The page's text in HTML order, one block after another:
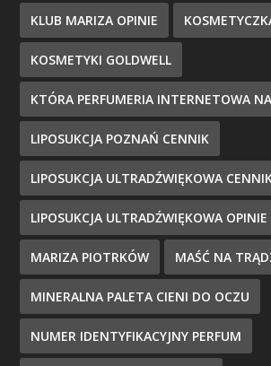
KLUB MARIZA OPINIE
KOSMETYKI GOLDWELL
KTÓRA PERFUMERIA INTERNETOWA
LIPOSUKCJA POZNAŃ CENNIK
LIPOSUKCJA ULTRADŹWIĘKOWA
LIPOSUKCJA ULTRADŹWIĘKOWA OPINIE
MARIZA PIOTRKÓW MAŚĆ NA
MINERALNA PALETA CIENI DO OCZU
NUMER IDENTYFIKACYJNY PERFUM